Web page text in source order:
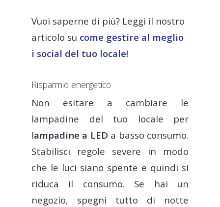
Vuoi saperne di più? Leggi il nostro
articolo su come gestire al meglio
i social del tuo locale!
Risparmio energetico
Non esitare a cambiare le
lampadine del tuo locale per
lampadine a LED a basso consumo.
Stabilisci regole severe in modo
che le luci siano spente e quindi si
riduca il consumo. Se hai un
negozio, spegni tutto di notte